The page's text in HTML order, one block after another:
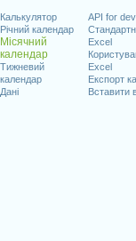
Калькулятор
Річний календар
Місячний
календар
Тижневий
календар
Дані
API for
Excel
Excel
Експорт
Вставити